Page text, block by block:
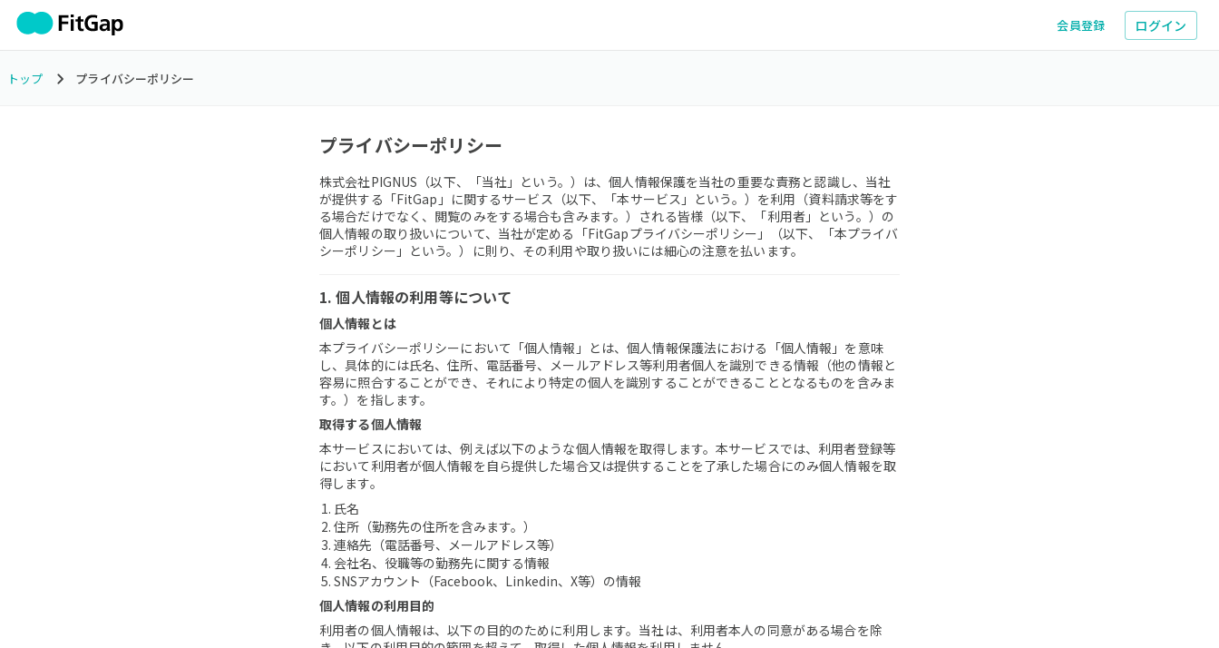
会員登録 ログイン
トップ プライバシーポリシー
プライバシーポリシー
株式会社PIGNUS（以下、「当社」という。）は、個人情報保護を当社の重要な責務と認識し、当社
が提供する「FitGap」に関するサービス（以下、「本サービス」という。）を利用（資料請求等をす
る場合だけでなく、閲覧のみをする場合も含みます。）される皆様（以下、「利用者」という。）の
個人情報の取り扱いについて、当社が定める「FitGapプライバシーポリシー」（以下、「本プライバ
シーポリシー」という。）に則り、その利用や取り扱いには細心の注意を払います。
1. 個人情報の利用等について
個人情報とは
本プライバシーポリシーにおいて「個人情報」とは、個人情報保護法における「個人情報」を意味
し、具体的には氏名、住所、電話番号、メールアドレス等利用者個人を識別できる情報（他の情報と
容易に照合することができ、それにより特定の個人を識別することができることとなるものを含みま
す。）を指します。
取得する個人情報
本サービスにおいては、例えば以下のような個人情報を取得します。本サービスでは、利用者登録等
において利用者が個人情報を自ら提供した場合又は提供することを了承した場合にのみ個人情報を取
得します。
氏名
住所（勤務先の住所を含みます。）
連絡先（電話番号、メールアドレス等）
会社名、役職等の勤務先に関する情報
SNSアカウント（Facebook、Linkedin、X等）の情報
個人情報の利用目的
利用者の個人情報は、以下の目的のために利用します。当社は、利用者本人の同意がある場合を除